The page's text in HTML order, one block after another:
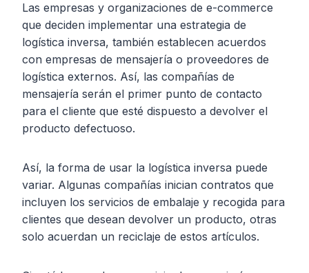
Las empresas y organizaciones de e-commerce
que deciden implementar una estrategia de
logística inversa, también establecen acuerdos
con empresas de mensajería o proveedores de
logística externos. Así, las compañías de
mensajería serán el primer punto de contacto
para el cliente que esté dispuesto a devolver el
producto defectuoso.
Así, la forma de usar la logística inversa puede
variar. Algunas compañías inician contratos que
incluyen los servicios de embalaje y recogida para
clientes que desean devolver un producto, otras
solo acuerdan un reciclaje de estos artículos.